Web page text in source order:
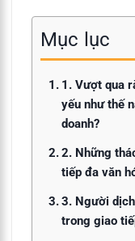
Mục lục
1. Vượt qua
yếu như thế
doanh?
2. Những
tiếp đa văn
3. Người
trong giao